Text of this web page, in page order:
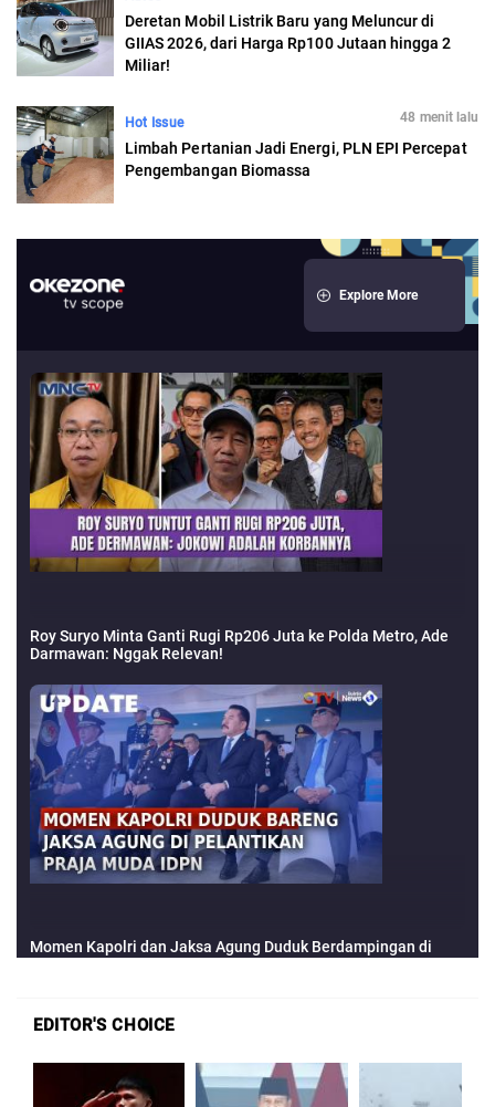
Deretan Mobil Listrik Baru yang Meluncur di
GIIAS 2026, dari Harga Rp100 Jutaan hingga 2
Miliar!
Hot Issue 48 menit lalu
Limbah Pertanian Jadi Energi, PLN EPI Percepat
Pengembangan Biomassa
EDITOR'S CHOICE